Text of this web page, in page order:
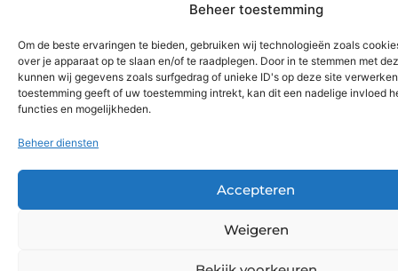
Beheer toestemming
Om de beste ervaringen te bieden, gebruiken wij technologieën zoals
over je apparaat op te slaan en/of te raadplegen. Door in te stemmen met
kunnen wij gegevens zoals surfgedrag of unieke ID's op deze site
toestemming geeft of uw toestemming intrekt, kan dit een nadelige invloed
functies en mogelijkheden.
Beheer diensten
Accepteren
Weigeren